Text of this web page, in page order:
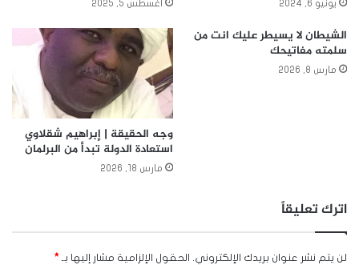
يونيو 6, 2024 أغسطس 5, 2025
الشيطان لا يسيطر عليك انت من
سلمته مفاتيحك
مارس 8, 2026
وجه الحقيقة | إبراهيم شقلاوي
استعادة الدولة تبدأ من البرلمان
مارس 18, 2026
اترك تعليقاً
لن يتم نشر عنوان بريدك الإلكتروني. الحقول الإلزامية مشار إليها بـ *